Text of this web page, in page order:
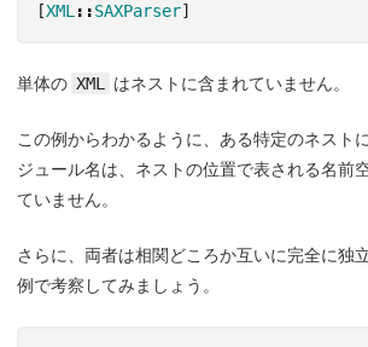
[XML ::SAXParser]
単体の XML はネストに含まれていません。
この例からわかるように、ある特定のネスト
ジュール名は、ネストの位置で表される名前
ていません。
さらに、両者は相関どころか互いに完全に独
例で考察してみましょう。